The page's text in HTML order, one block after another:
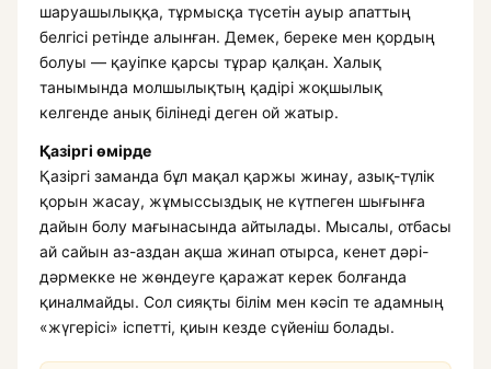
шаруашылыққа, тұрмысқа түсетін ауыр апаттың
белгісі ретінде алынған. Демек, береке мен қордың
болуы — қауіпке қарсы тұрар қалқан. Халық
танымында молшылықтың қадірі жоқшылық
келгенде анық білінеді деген ой жатыр.
Қазіргі өмірде
Қазіргі заманда бұл мақал қаржы жинау, азық-түлік
қорын жасау, жұмыссыздық не күтпеген шығынға
дайын болу мағынасында айтылады. Мысалы, отбасы
ай сайын аз-аздан ақша жинап отырса, кенет дәрі-
дәрмекке не жөндеуге қаражат керек болғанда
қиналмайды. Сол сияқты білім мен кәсіп те адамның
«жүгерісі» іспетті, қиын кезде сүйеніш болады.